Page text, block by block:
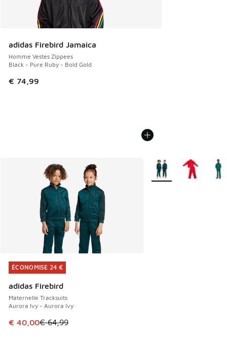
adidas Firebird Jamaica
Homme Vestes Zippees
Black - Pure Ruby - Bold Gold
€ 74,99
ÉCONOMISE 24 €
adidas Firebird
Maternelle Tracksuits
Aurora Ivy - Aurora Ivy
Cet article est en promotion. Prix en baisse de € 64,99 à
€ 40,00€ 64,99
ÉCONOMISE 24 €
Plus de couleurs